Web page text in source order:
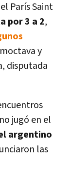
París Saint
por 3 a 2,
y
disputada
jugó en el
argentino
las